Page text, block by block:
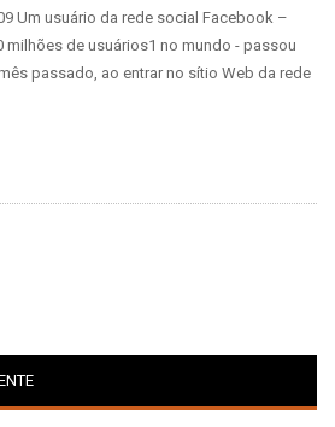
Um usuário da rede social Facebook –
milhões de usuários1 no mundo - passou
passado, ao entrar no sítio Web da rede